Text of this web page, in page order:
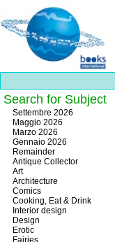
Best
slots
online
https://onlineslots.money/
Search for Subject
Settembre 2026
Maggio 2026
Marzo 2026
Gennaio 2026
Remainder
Antique Collector
Art
Architecture
Comics
Cooking, Eat & Drink
Interior design
Design
Erotic
Fairies